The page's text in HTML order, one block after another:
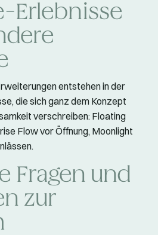
Erlebnisse
entstehen in der
die sich ganz dem Konzept
verschreiben: Floating
Flow vor Öffnung, Moonlight
Fragen und
zur